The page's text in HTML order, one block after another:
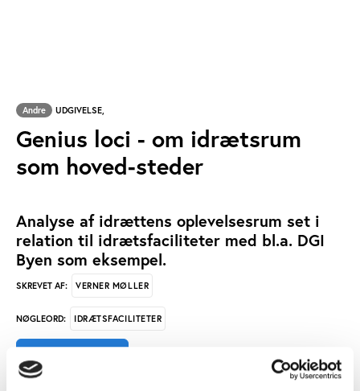
Andre UDGIVELSE,
Genius loci - om idrætsrum
som hoved-steder
Analyse af idrættens oplevelsesrum set i
relation til idrætsfaciliteter med bl.a. DGI
Byen som eksempel.
SKREVET AF: VERNER MØLLER
NØGLEORD: IDRÆTSFACILITETER
ÅBN RAPPORT